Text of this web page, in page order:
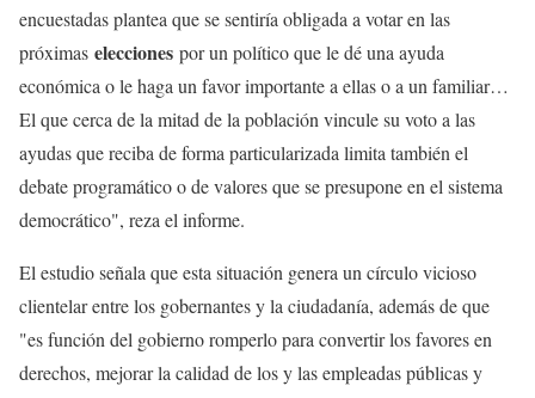
encuestadas plantea que se sentiría obligada a votar en las
próximas elecciones por un político que le dé una ayuda
económica o le haga un favor importante a ellas o a un familiar…
El que cerca de la mitad de la población vincule su voto a las
ayudas que reciba de forma particularizada limita también el
debate programático o de valores que se presupone en el sistema
democrático", reza el informe.
El estudio señala que esta situación genera un círculo vicioso
clientelar entre los gobernantes y la ciudadanía, además de que
"es función del gobierno romperlo para convertir los favores en
derechos, mejorar la calidad de los y las empleadas públicas y